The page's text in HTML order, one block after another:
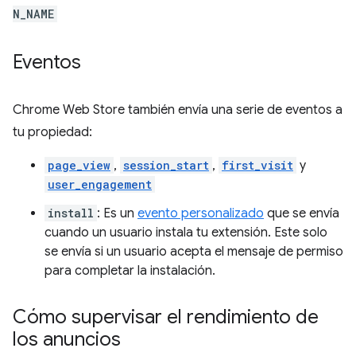
N_NAME
Eventos
Chrome Web Store también envía una serie de eventos a
tu propiedad:
page_view , session_start , first_visit y
user_engagement
install : Es un evento personalizado que se envía
cuando un usuario instala tu extensión. Este solo
se envía si un usuario acepta el mensaje de permiso
para completar la instalación.
Cómo supervisar el rendimiento de
los anuncios